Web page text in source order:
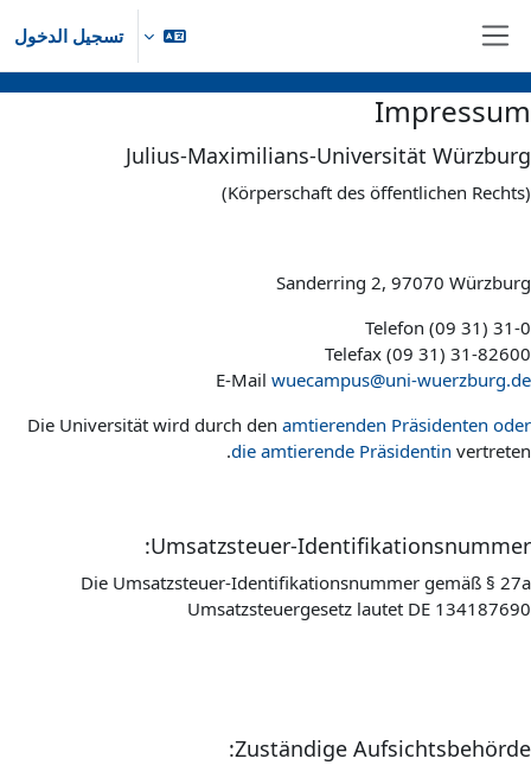
تسجيل الدخول
Impressum
Julius-Maximilians-Universität Würzburg
(Körperschaft des öffentlichen Rechts)
Sanderring 2, 97070 Würzburg
Telefon (09 31) 31-0
Telefax (09 31) 31-82600
E-Mail wuecampus@uni-wuerzburg.de
Die Universität wird durch den amtierenden Präsidenten oder
die amtierende Präsidentin vertreten.
Umsatzsteuer-Identifikationsnummer:
Die Umsatzsteuer-Identifikationsnummer gemäß § 27a
Umsatzsteuergesetz lautet DE 134187690
Zuständige Aufsichtsbehörde: